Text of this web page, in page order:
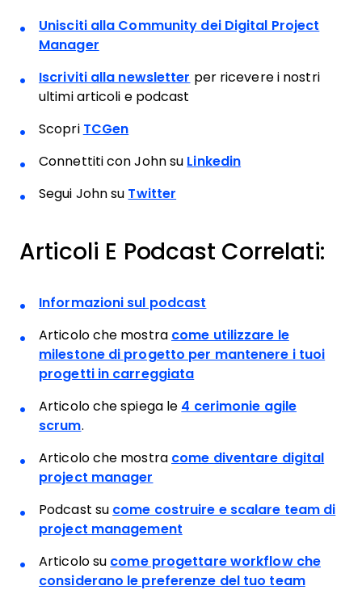
Unisciti alla Community dei Digital Project
Manager
Iscriviti alla newsletter per ricevere i nostri
ultimi articoli e podcast
Scopri TCGen
Connettiti con John su Linkedin
Segui John su Twitter
Articoli E Podcast Correlati:
Informazioni sul podcast
Articolo che mostra come utilizzare le
milestone di progetto per mantenere i tuoi
progetti in carreggiata
Articolo che spiega le 4 cerimonie agile
scrum.
Articolo che mostra come diventare digital
project manager
Podcast su come costruire e scalare team di
project management
Articolo su come progettare workflow che
considerano le preferenze del tuo team